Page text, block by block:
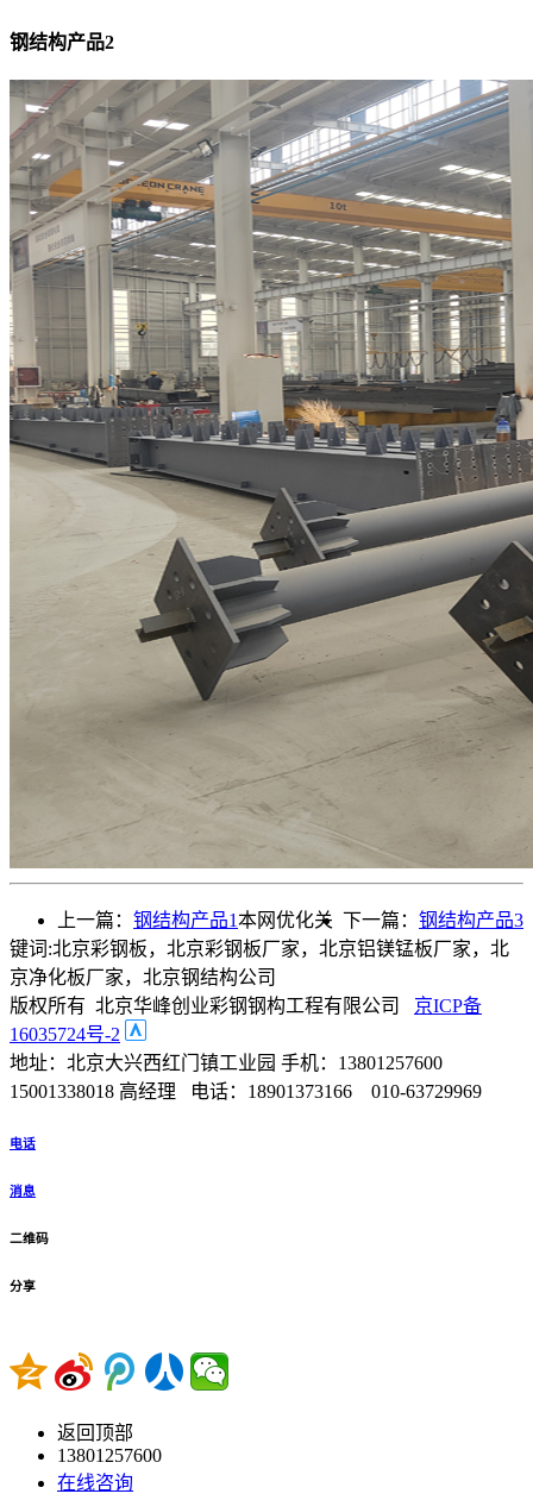
钢结构产品2
上一篇： 钢结构产品1 下一篇： 钢结构产品3
本网优化关
键词:北京彩钢板，北京彩钢板厂家，北京铝镁锰板厂家，北
京净化板厂家，北京钢结构公司
版权所有 北京华峰创业彩钢钢构工程有限公司 京ICP备
16035724号-2
地址：北京大兴西红门镇工业园 手机：13801257600
15001338018 高经理 电话：18901373166 010-63729969
电话
消息
二维码
分享
返回顶部
13801257600
在线咨询